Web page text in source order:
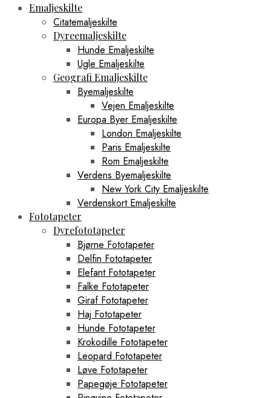
Emaljeskilte
Citatemaljeskilte
Dyreemaljeskilte
Hunde Emaljeskilte
Ugle Emaljeskilte
Geografi Emaljeskilte
Byemaljeskilte
Vejen Emaljeskilte
Europa Byer Emaljeskilte
London Emaljeskilte
Paris Emaljeskilte
Rom Emaljeskilte
Verdens Byemaljeskilte
New York City Emaljeskilte
Verdenskort Emaljeskilte
Fototapeter
Dyrefototapeter
Bjørne Fototapeter
Delfin Fototapeter
Elefant Fototapeter
Falke Fototapeter
Giraf Fototapeter
Haj Fototapeter
Hunde Fototapeter
Krokodille Fototapeter
Leopard Fototapeter
Løve Fototapeter
Papegøje Fototapeter